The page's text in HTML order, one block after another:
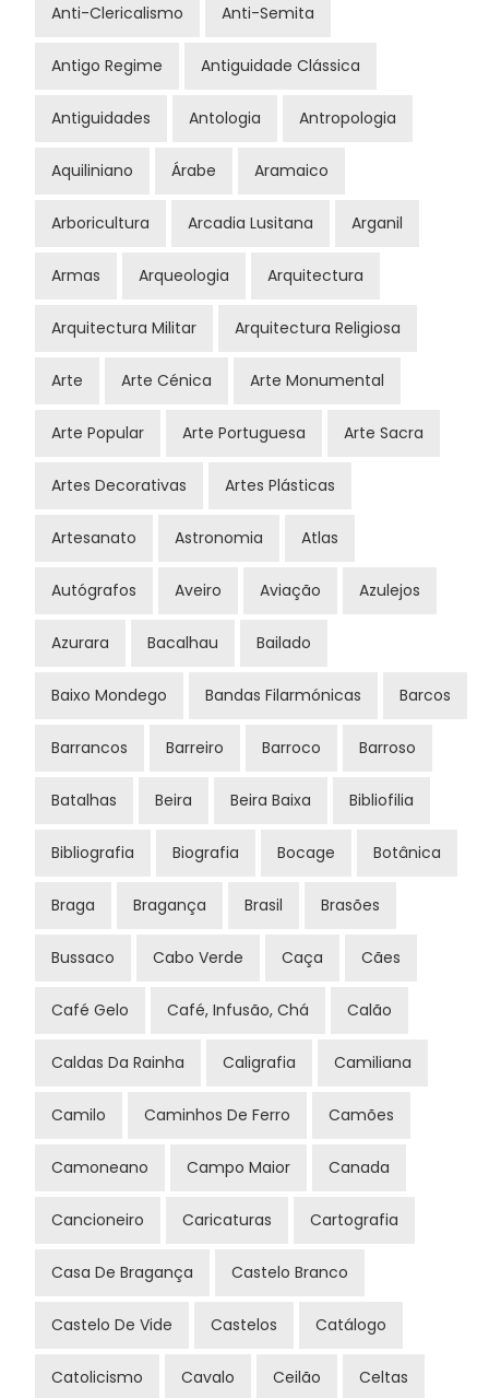
Anti-Clericalismo Anti-Semita
Antigo Regime Antiguidade Clássica
Antiguidades Antologia Antropologia
Aquiliniano Árabe Aramaico
Arboricultura Arcadia Lusitana Arganil
Armas Arqueologia Arquitectura
Arquitectura Militar Arquitectura Religiosa
Arte Arte Cénica Arte Monumental
Arte Popular Arte Portuguesa Arte Sacra
Artes Decorativas Artes Plásticas
Artesanato Astronomia Atlas
Autógrafos Aveiro Aviação Azulejos
Azurara Bacalhau Bailado
Baixo Mondego Bandas Filarmónicas Barcos
Barrancos Barreiro Barroco Barroso
Batalhas Beira Beira Baixa Bibliofilia
Bibliografia Biografia Bocage Botânica
Braga Bragança Brasil Brasões
Bussaco Cabo Verde Caça Cães
Café Gelo Café, Infusão, Chá Calão
Caldas Da Rainha Caligrafia Camiliana
Camilo Caminhos De Ferro Camões
Camoneano Campo Maior Canada
Cancioneiro Caricaturas Cartografia
Casa De Bragança Castelo Branco
Castelo De Vide Castelos Catálogo
Catolicismo Cavalo Ceilão Celtas